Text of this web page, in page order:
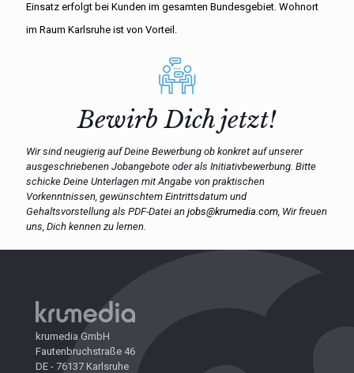
Einsatz erfolgt bei Kunden im gesamten Bundesgebiet. Wohnort
im Raum Karlsruhe ist von Vorteil.
Bewirb Dich jetzt!
Wir sind neugierig auf Deine Bewerbung ob konkret auf unserer
ausgeschriebenen Jobangebote oder als Initiativbewerbung. Bitte
schicke Deine Unterlagen mit Angabe von praktischen
Vorkenntnissen, gewünschtem Eintrittsdatum und
Gehaltsvorstellung als PDF-Datei an jobs@krumedia.com, Wir freuen
uns, Dich kennen zu lernen.
krumedia GmbH
Fautenbruchstraße 46
DE - 76137 Karlsruhe